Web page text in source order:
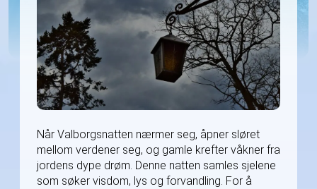
Når Valborgsnatten nærmer seg, åpner sløret
mellom verdener seg, og gamle krefter våkner fra
jordens dype drøm. Denne natten samles sjelene
som søker visdom, lys og forvandling. For å